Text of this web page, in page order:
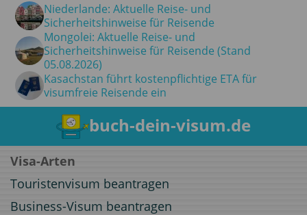
Niederlande: Aktuelle Reise- und
Sicherheitshinweise für Reisende
Mongolei: Aktuelle Reise- und
Sicherheitshinweise für Reisende (Stand
05.08.2026)
Kasachstan führt kostenpflichtige ETA für
visumfreie Reisende ein
buch-dein-visum.de
Visa-Arten
Touristenvisum beantragen
Business-Visum beantragen